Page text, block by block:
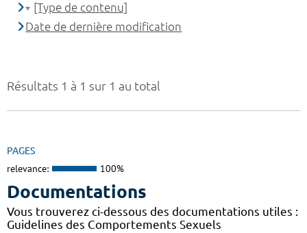
Résultats 1 à 1 sur 1 au total
PAGES
relevance: 100%
Documentations
Vous trouverez ci-dessous des documentations utiles :
Guidelines des Comportements Sexuels
[Type de contenu]
Date de dernière modification